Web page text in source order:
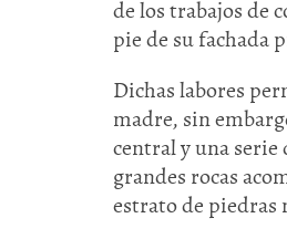
de los trabajos de
pie de su fachada
Dichas labores
madre, sin
central y una serie
grandes rocas
estrato de piedras